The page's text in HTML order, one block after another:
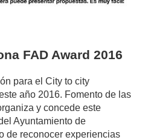
FAD Award 2016
para el City to city
año 2016. Fomento de las
y concede este
Ayuntamiento de
de reconocer experiencias